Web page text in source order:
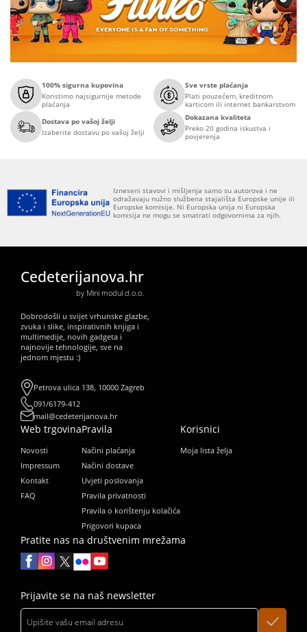
100% sigurna kupovina
Koristimo najsigurnije metode
plaćanja
Sve vrste plaćanja
Plati pouzećem, kreditnom
karticom ili internet bankarstvom
Dostava po vašoj želji
Izaberite dostavu po vašoj želji
Dokazana kvaliteta
Preko 20 godina iskustva i
povjerenja
Izneseni stavovi i mišljenja samo su autorova i ne
odražavaju nužno službena stajališta Europske unije ili
Europske komisije. Ni Europska unija ni Europska
komisija ne mogu se smatrati odgovornima za njih.
Cedeterijanova.hr
by Mini modul d.o.o.
Dobrodošli u svijet vrhunske glazbe,
zvuka i slike, inspirativnih knjiga i
multimedije, novih gadgeta i
najnovije tehnologije, sve na
jednom mjestu :)
Petrova ulica 138, 10000 Zagreb
091/6179-412
mail@cedeterijanova.hr
Web trgovina
Novosti
Impressum
Kontakt
FAQ
Pravila
Načini plaćanja
Načini dostave
Uvjeti poslovanja
Pravila privatnosti
Pravila o korištenju kolačića
Prigovori kupaca
Korisnici
Moja lista želja
Prijavite se na naš newsletter
Pratite nas na društvenim mrežama